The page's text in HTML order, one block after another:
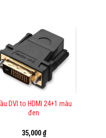
DVI to HDMI 24+1 màu
đen
35,000₫